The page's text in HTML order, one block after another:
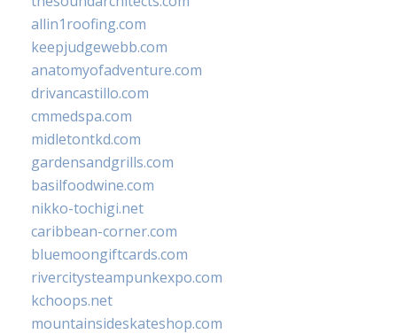
allin1roofing.com
keepjudgewebb.com
anatomyofadventure.com
drivancastillo.com
cmmedspa.com
midletontkd.com
gardensandgrills.com
basilfoodwine.com
nikko-tochigi.net
caribbean-corner.com
bluemoongiftcards.com
rivercitysteampunkexpo.com
kchoops.net
mountainsideskateshop.com